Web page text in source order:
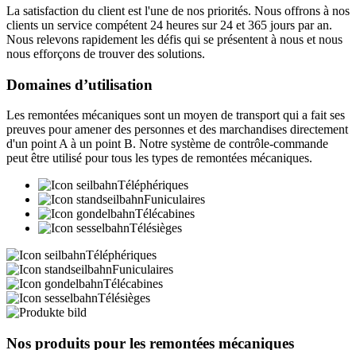
La satisfaction du client est l'une de nos priorités. Nous offrons à nos
clients un service compétent 24 heures sur 24 et 365 jours par an.
Nous relevons rapidement les défis qui se présentent à nous et nous
nous efforçons de trouver des solutions.
Domaines d’utilisation
Les remontées mécaniques sont un moyen de transport qui a fait ses
preuves pour amener des personnes et des marchandises directement
d'un point A à un point B. Notre système de contrôle-commande
peut être utilisé pour tous les types de remontées mécaniques.
Téléphériques
Funiculaires
Télécabines
Télésièges
Téléphériques
Funiculaires
Télécabines
Télésièges
Nos produits pour les remontées mécaniques